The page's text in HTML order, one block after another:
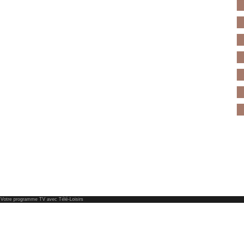
Votre programme TVavec Télé-Loisirs